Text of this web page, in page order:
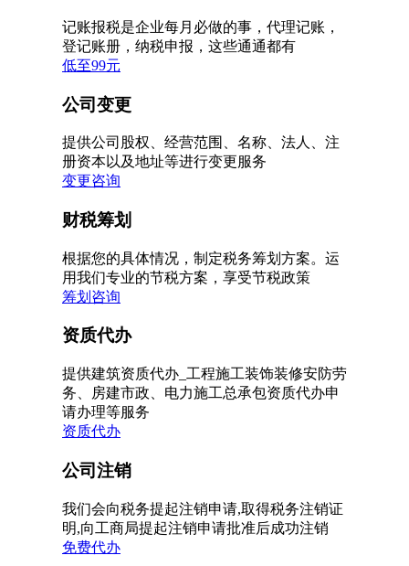
记账报税是企业每月必做的事，代理记账，
登记账册，纳税申报，这些通通都有
低至99元
公司变更
提供公司股权、经营范围、名称、法人、注
册资本以及地址等进行变更服务
变更咨询
财税筹划
根据您的具体情况，制定税务筹划方案。运
用我们专业的节税方案，享受节税政策
筹划咨询
资质代办
提供建筑资质代办_工程施工装饰装修安防劳
务、房建市政、电力施工总承包资质代办申
请办理等服务
资质代办
公司注销
我们会向税务提起注销申请,取得税务注销证
明,向工商局提起注销申请批准后成功注销
免费代办